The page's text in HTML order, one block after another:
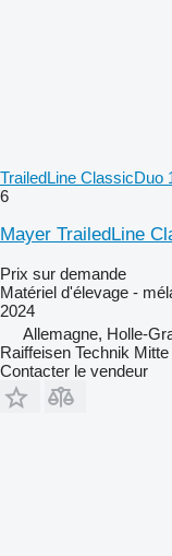
TrailedLine ClassicDuo
6
Mayer TrailedLine
Prix sur demande
Matériel d'élevage -
2024
Allemagne, Holle-
Raiffeisen Technik
Contacter le vendeur